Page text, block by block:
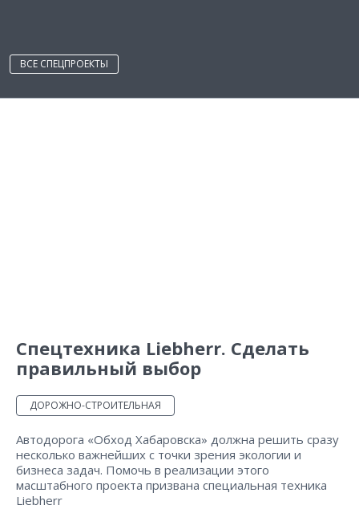
ВСЕ СПЕЦПРОЕКТЫ
Спецтехника Liebherr. Сделать
правильный выбор
ДОРОЖНО-СТРОИТЕЛЬНАЯ
Автодорога «Обход Хабаровска» должна решить сразу
несколько важнейших с точки зрения экологии и
бизнеса задач. Помочь в реализации этого
масштабного проекта призвана специальная техника
Liebherr